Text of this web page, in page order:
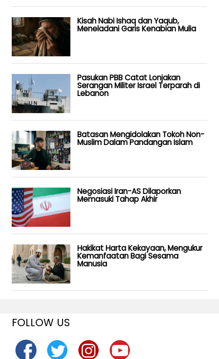
Kisah Nabi Ishaq dan Yaqub,
Meneladani Garis Kenabian Mulia
Pasukan PBB Catat Lonjakan
Serangan Militer Israel Terparah di
Lebanon
Batasan Mengidolakan Tokoh Non-
Muslim Dalam Pandangan Islam
Negosiasi Iran-AS Dilaporkan
Memasuki Tahap Akhir
Hakikat Harta Kekayaan, Mengukur
Kemanfaatan Bagi Sesama
Manusia
FOLLOW US